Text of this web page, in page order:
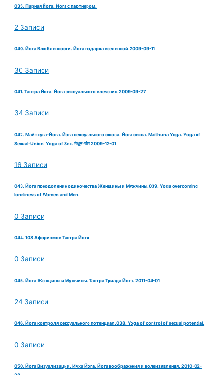
035. Парная Йога. Йога с партнером.
2 Записи
040. Йога Влюбленности. Йога подарка вселенной.2009-09-11
30 Записи
041. Тантра Йога. Йога сексуального влечения.2009-09-27
34 Записи
042. Майтхуна-Йога. Йога сексуального союза. Йога секса. Maithuna Yoga. Yoga of
Sexual-Union. Yoga of Sex. मैथुन-योग 2009-12-01
16 Записи
043. Йога преодоление одиночества Женщины и Мужчины.039. Yoga overcoming
loneliness of Women and Men.
0 Записи
044. 108 Афоризмов Тантра Йоги
0 Записи
045. Йога Женщины и Мужчины. Тантра Триада Йога. 2011-04-01
24 Записи
046. Йога контроля сексуального потенциал.038. Yoga of control of sexual potential.
0 Записи
050. Йога Визуализации. Ичха Йога. Йога воображения и волеизявления. 2010-02-